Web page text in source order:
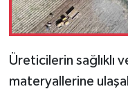
Üreticilerin sağlıklı
materyallerine